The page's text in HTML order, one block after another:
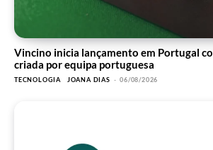
Vincino inicia lançamento em Portugal
criada por equipa portuguesa
TECNOLOGIA JOANA DIAS - 06/08/2026